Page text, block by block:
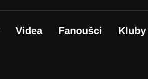
Videa Fanoušci Kluby